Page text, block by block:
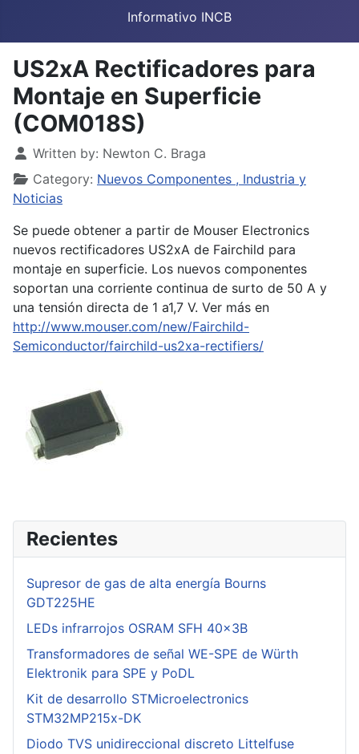
Informativo INCB
US2xA Rectificadores para
Montaje en Superficie
(COM018S)
Details
Written by: Newton C. Braga
Category: Nuevos Componentes , Industria y
Noticias
Se puede obtener a partir de Mouser Electronics
nuevos rectificadores US2xA de Fairchild para
montaje en superficie. Los nuevos componentes
soportan una corriente continua de surto de 50 A y
una tensión directa de 1 a1,7 V. Ver más en
http://www.mouser.com/new/Fairchild-
Semiconductor/fairchild-us2xa-rectifiers/
Recientes
Supresor de gas de alta energía Bourns
GDT225HE
LEDs infrarrojos OSRAM SFH 40x3B
Transformadores de señal WE-SPE de Würth
Elektronik para SPE y PoDL
Kit de desarrollo STMicroelectronics
STM32MP215x-DK
Diodo TVS unidireccional discreto Littelfuse